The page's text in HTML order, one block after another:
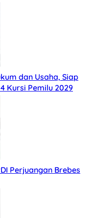
dan Usaha, Siap
Kursi Pemilu 2029
Perjuangan Brebes